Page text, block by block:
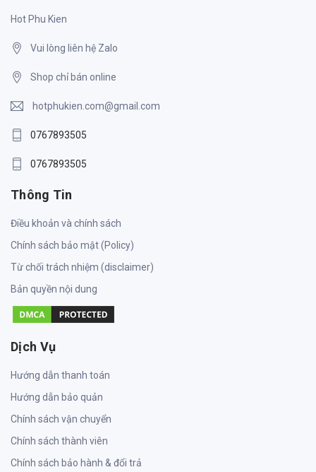
Hot Phu Kien
Vui lòng liên hệ Zalo
Shop chỉ bán online
hotphukien.com@gmail.com
0767893505
0767893505
Thông Tin
Điều khoản và chính sách
Chính sách bảo mật (Policy)
Từ chối trách nhiệm (disclaimer)
Bản quyền nội dung
Dịch Vụ
Hướng dẫn thanh toán
Hướng dẫn bảo quản
Chính sách vận chuyển
Chính sách thành viên
Chính sách bảo hành & đổi trả